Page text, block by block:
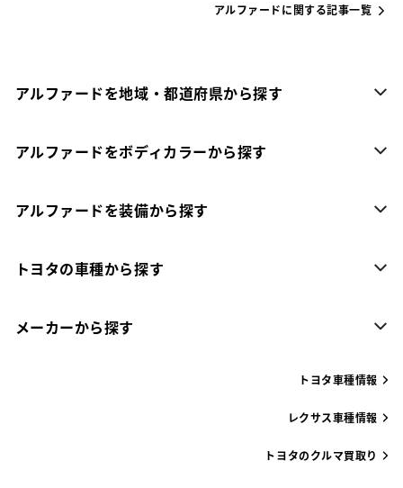
アルファードに関する記事一覧
アルファードを地域・都道府県から探す
アルファードをボディカラーから探す
アルファードを装備から探す
トヨタの車種から探す
メーカーから探す
トヨタ車種情報
レクサス車種情報
トヨタのクルマ買取り